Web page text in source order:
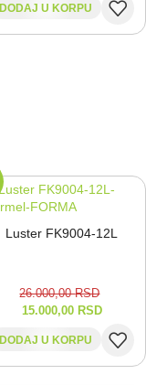
DODAJ U KORPU
Luster FK9004-⁠12L
26.000,00RSD
15.000,00 RSD
DODAJ U KORPU